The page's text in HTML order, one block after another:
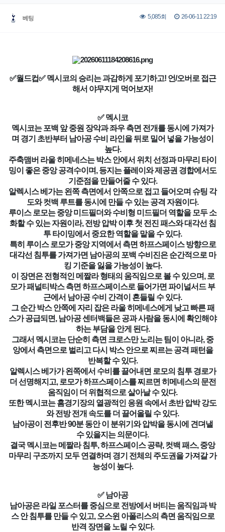
베팅 5,085회 26-06-11 22:19
✅월드컵✅ 멕시코의 승리는 과감하게 포기하고! 언/오버로 접근
해서 야무지게 먹어보자!
✅ 멕시코
멕시코는 포백 앞 중원 장악과 좌우 측면 전개를 동시에 가져가
며 경기 초반부터 남아공 수비 라인을 뒤로 밀어 넣을 가능성이
높다.
주축맴버 라울 히메네스는 박스 안에서 위치 선정과 마무리 타이
밍이 좋은 중앙 공격수이며, 등지는 플레이와 제공권 경합에서도
기준점을 만들어줄 수 있다.
알렉시스 베가는 왼쪽 측면에서 안쪽으로 접고 들어오며 슈팅 각
도와 컷백 루트를 동시에 만들 수 있는 공격 자원이다.
루이스 로모는 중앙 미드필더와 수비형 미드필더 역할을 모두 소
화할 수 있는 자원이라, 전방 압박 이후 첫 전진 패스와 대각선 침
투 타이밍에서 중요한 역할을 맡을 수 있다.
특히 루이스 로모가 중앙 지역에서 측면 하프스페이스 방향으로
대각선 침투를 가져가면 남아공의 포백 수비진은 순간적으로 마
킹 기준을 잃을 가능성이 높다.
이 장면은 전형적인 메짤라 형태의 움직임으로 볼 수 있으며, 로
모가 패널티박스 측면 하프스페이스로 들어가면 파이널서드 부
근에서 남아공 수비 간격이 흔들릴 수 있다.
그 순간 박스 안쪽에 자리 잡은 라울 히메네스에게 낮고 빠른 패
스가 공급되면, 남아공 센터백들은 공과 사람을 동시에 확인해야
하는 부담을 안게 된다.
그래서 멕시코는 단순히 측면 크로스만 노리는 팀이 아니라, 중
앙에서 측면으로 벌리고 다시 박스 안으로 찌르는 공격 패턴을
반복할 수 있다.
알렉시스 베가가 왼쪽에서 수비를 끌어내면 로모의 침투 경로가
더 선명해지고, 로모가 하프스페이스를 찌르면 히메네스의 문전
움직임이 더 위협적으로 살아날 수 있다.
또한 멕시코는 홈경기장의 열광적인 응원 속에서 초반 압박 강도
와 전방 전개 속도를 더 끌어올릴 수 있다.
남아공이 전후반 90분 동안 이 분위기와 압박을 동시에 견뎌낼
수 있을지는 의문이다.
결국 멕시코는 메짤라 침투, 하프스페이스 공략, 컷백 패스, 중앙
마무리 구조까지 모두 연결하며 경기 전체의 주도권을 가져갈 가
능성이 높다.
✅ 남아공
남아공은 라일 포스터를 중심으로 전방에서 버티는 움직임과 박
스 안 침투를 만들 수 있고, 오스윈 아폴리스의 측면 움직임으로
반격 장면을 노릴 수 있다.